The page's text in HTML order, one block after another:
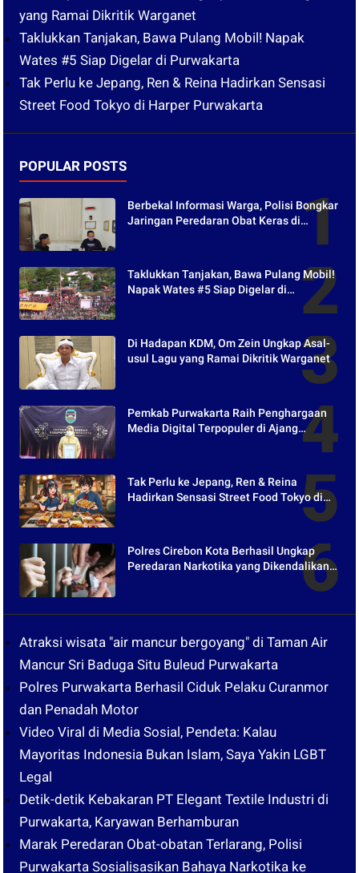
yang Ramai Dikritik Warganet
Taklukkan Tanjakan, Bawa Pulang Mobil! Napak
Wates #5 Siap Digelar di Purwakarta
Tak Perlu ke Jepang, Ren & Reina Hadirkan Sensasi
Street Food Tokyo di Harper Purwakarta
POPULAR POSTS
Berbekal Informasi Warga, Polisi Bongkar
Jaringan Peredaran Obat Keras di
Taklukkan Tanjakan, Bawa Pulang Mobil!
Napak Wates #5 Siap Digelar di
Di Hadapan KDM, Om Zein Ungkap Asal-
usul Lagu yang Ramai Dikritik Warganet
Pemkab Purwakarta Raih Penghargaan
Media Digital Terpopuler di Ajang
Tak Perlu ke Jepang, Ren & Reina
Hadirkan Sensasi Street Food Tokyo di
Polres Cirebon Kota Berhasil Ungkap
Peredaran Narkotika yang Dikendalikan
Atraksi wisata "air mancur bergoyang" di Taman Air
Mancur Sri Baduga Situ Buleud Purwakarta
Polres Purwakarta Berhasil Ciduk Pelaku Curanmor
dan Penadah Motor
Video Viral di Media Sosial, Pendeta: Kalau
Mayoritas Indonesia Bukan Islam, Saya Yakin LGBT
Legal
Detik-detik Kebakaran PT Elegant Textile Industri di
Purwakarta, Karyawan Berhamburan
Marak Peredaran Obat-obatan Terlarang, Polisi
Purwakarta Sosialisasikan Bahaya Narkotika ke